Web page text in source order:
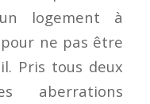
logement à
ne pas être
Pris tous deux
aberrations